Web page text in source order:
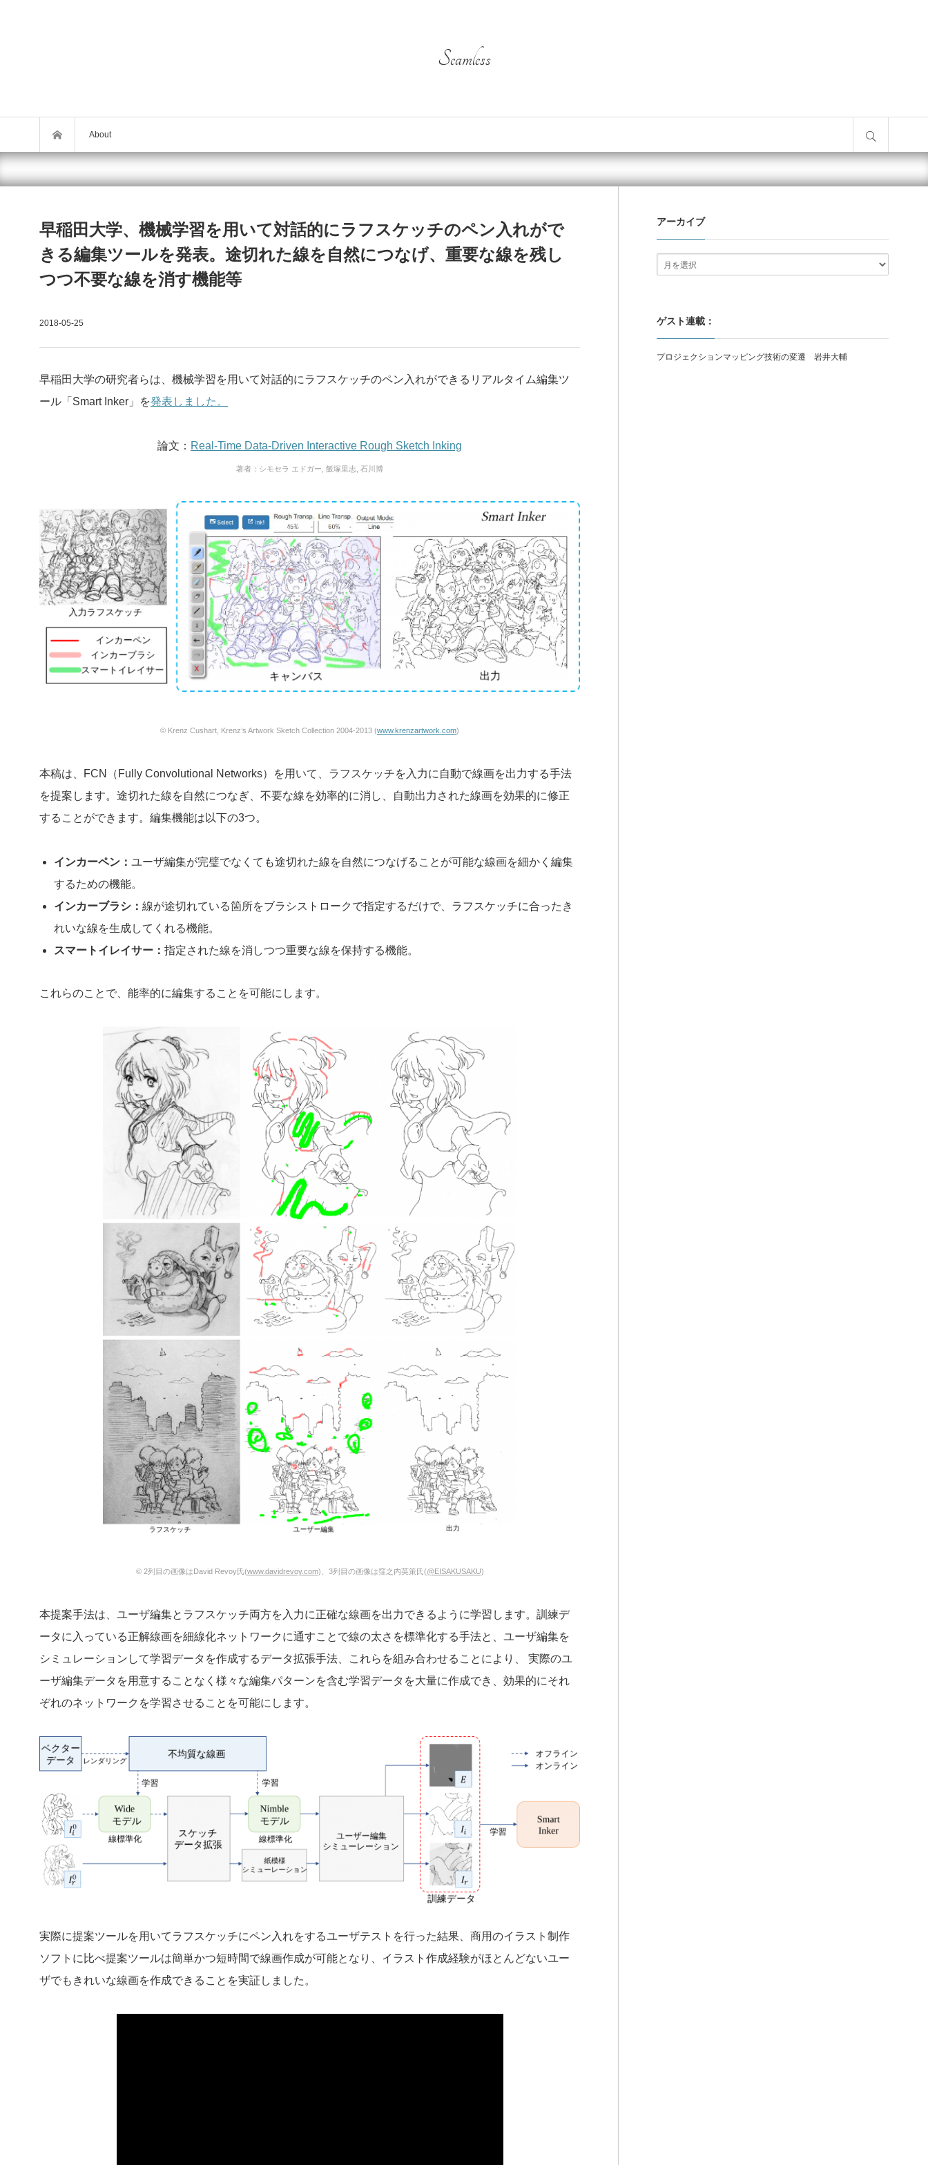
Seamless
About
早稲田大学、機械学習を用いて対話的にラフスケッチのペン入れがで
きる編集ツールを発表。途切れた線を自然につなげ、重要な線を残し
つつ不要な線を消す機能等
2018-05-25
早稲田大学の研究者らは、機械学習を用いて対話的にラフスケッチのペン入れができるリアルタイム編集ツ
ール「Smart Inker」を発表しました。
論文： Real-Time Data-Driven Interactive Rough Sketch Inking
著者：シモセラ エドガー, 飯塚里志, 石川博
© Krenz Cushart, Krenz’s Artwork Sketch Collection 2004-2013 (www.krenzartwork.com)
本稿は、FCN（Fully Convolutional Networks）を用いて、ラフスケッチを入力に自動で線画を出力する手法
を提案します。途切れた線を自然につなぎ、不要な線を効率的に消し、自動出力された線画を効果的に修正
することができます。編集機能は以下の3つ。
インカーペン： ユーザ編集が完璧でなくても途切れた線を自然につなげることが可能な線画を細かく編集
するための機能。
インカーブラシ： 線が途切れている箇所をブラシストロークで指定するだけで、ラフスケッチに合ったき
れいな線を生成してくれる機能。
スマートイレイサー： 指定された線を消しつつ重要な線を保持する機能。
これらのことで、能率的に編集することを可能にします。
© 2列目の画像はDavid Revoy氏(www.davidrevoy.com)、3列目の画像は窪之内英策氏(@EISAKUSAKU)
本提案手法は、ユーザ編集とラフスケッチ両方を入力に正確な線画を出力できるように学習します。訓練デ
ータに入っている正解線画を細線化ネットワークに通すことで線の太さを標準化する手法と、ユーザ編集を
シミュレーションして学習データを作成するデータ拡張手法、これらを組み合わせることにより、 実際のユ
ーザ編集データを用意することなく様々な編集パターンを含む学習データを大量に作成でき、効果的にそれ
ぞれのネットワークを学習させることを可能にします。
実際に提案ツールを用いてラフスケッチにペン入れをするユーザテストを行った結果、商用のイラスト制作
ソフトに比べ提案ツールは簡単かつ短時間で線画作成が可能となり、イラスト作成経験がほとんどないユー
ザでもきれいな線画を作成できることを実証しました。
アーカイブ
ゲスト連載：
プロジェクションマッピング技術の変遷 岩井大輔